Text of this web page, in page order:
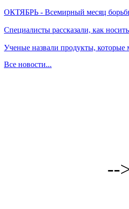
ОКТЯБРЬ - Всемирный месяц
Специалисты рассказали, как
Ученые назвали продукты, которые
Все новости...
--